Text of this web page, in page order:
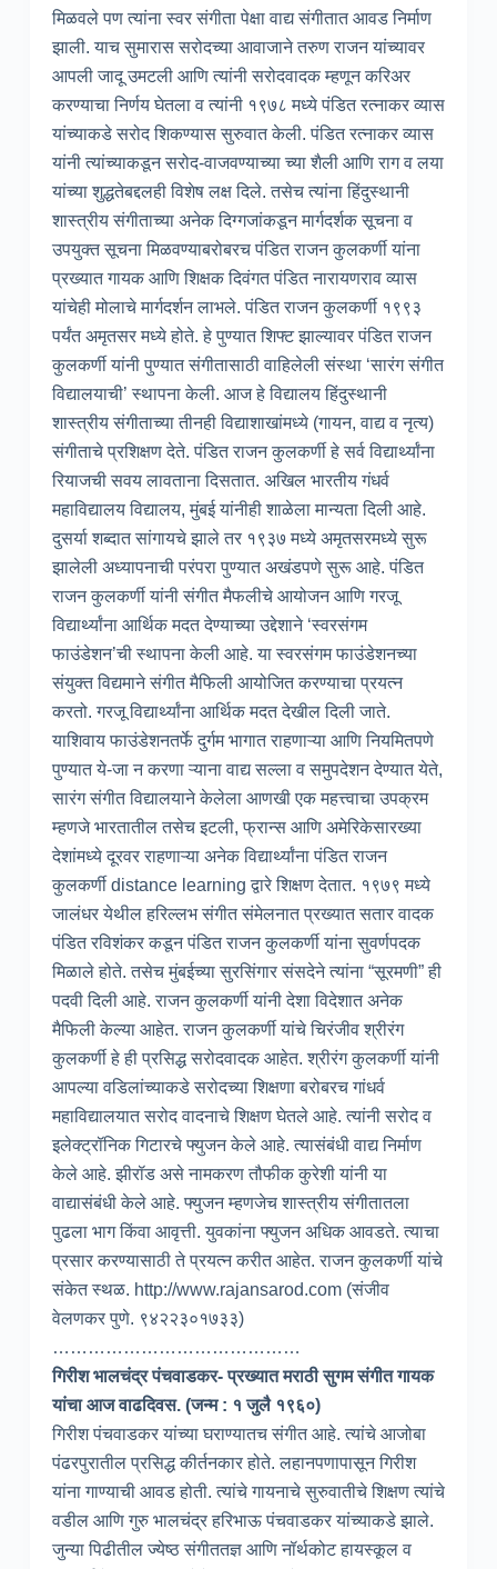
मिळवले पण त्यांना स्वर संगीता पेक्षा वाद्य संगीतात आवड निर्माण
झाली. याच सुमारास सरोदच्या आवाजाने तरुण राजन यांच्यावर
आपली जादू उमटली आणि त्यांनी सरोदवादक म्हणून करिअर
करण्याचा निर्णय घेतला व त्यांनी १९७८ मध्ये पंडित रत्नाकर व्यास
यांच्याकडे सरोद शिकण्यास सुरुवात केली. पंडित रत्नाकर व्यास
यांनी त्यांच्याकडून सरोद-वाजवण्याच्या च्या शैली आणि राग व लया
यांच्या शुद्धतेबद्दलही विशेष लक्ष दिले. तसेच त्यांना हिंदुस्थानी
शास्त्रीय संगीताच्या अनेक दिग्गजांकडून मार्गदर्शक सूचना व
उपयुक्त सूचना मिळवण्याबरोबरच पंडित राजन कुलकर्णी यांना
प्रख्यात गायक आणि शिक्षक दिवंगत पंडित नारायणराव व्यास
यांचेही मोलाचे मार्गदर्शन लाभले. पंडित राजन कुलकर्णी १९९३
पर्यंत अमृतसर मध्ये होते. हे पुण्यात शिफ्ट झाल्यावर पंडित राजन
कुलकर्णी यांनी पुण्यात संगीतासाठी वाहिलेली संस्था ‘सारंग संगीत
विद्यालयाची’ स्थापना केली. आज हे विद्यालय हिंदुस्थानी
शास्त्रीय संगीताच्या तीनही विद्याशाखांमध्ये (गायन, वाद्य व नृत्य)
संगीताचे प्रशिक्षण देते. पंडित राजन कुलकर्णी हे सर्व विद्यार्थ्यांना
रियाजची सवय लावताना दिसतात. अखिल भारतीय गंधर्व
महाविद्यालय विद्यालय, मुंबई यांनीही शाळेला मान्यता दिली आहे.
दुसर्या शब्दात सांगायचे झाले तर १९३७ मध्ये अमृतसरमध्ये सुरू
झालेली अध्यापनाची परंपरा पुण्यात अखंडपणे सुरू आहे. पंडित
राजन कुलकर्णी यांनी संगीत मैफलीचे आयोजन आणि गरजू
विद्यार्थ्यांना आर्थिक मदत देण्याच्या उद्देशाने ‘स्वरसंगम
फाउंडेशन’ची स्थापना केली आहे. या स्वरसंगम फाउंडेशनच्या
संयुक्त विद्यमाने संगीत मैफिली आयोजित करण्याचा प्रयत्न
करतो. गरजू विद्यार्थ्यांना आर्थिक मदत देखील दिली जाते.
याशिवाय फाउंडेशनतर्फे दुर्गम भागात राहणाऱ्या आणि नियमितपणे
पुण्यात ये-जा न करणा ऱ्याना वाद्य सल्ला व समुपदेशन देण्यात येते,
सारंग संगीत विद्यालयाने केलेला आणखी एक महत्त्वाचा उपक्रम
म्हणजे भारतातील तसेच इटली, फ्रान्स आणि अमेरिकेसारख्या
देशांमध्ये दूरवर राहणाऱ्या अनेक विद्यार्थ्यांना पंडित राजन
कुलकर्णी distance learning द्वारे शिक्षण देतात. १९७९ मध्ये
जालंधर येथील हरिल्लभ संगीत संमेलनात प्रख्यात सतार वादक
पंडित रविशंकर कडून पंडित राजन कुलकर्णी यांना सुवर्णपदक
मिळाले होते. तसेच मुंबईच्या सुरसिंगार संसदेने त्यांना “सूरमणी” ही
पदवी दिली आहे. राजन कुलकर्णी यांनी देशा विदेशात अनेक
मैफिली केल्या आहेत. राजन कुलकर्णी यांचे चिरंजीव श्रीरंग
कुलकर्णी हे ही प्रसिद्ध सरोदवादक आहेत. श्रीरंग कुलकर्णी यांनी
आपल्या वडिलांच्याकडे सरोदच्या शिक्षणा बरोबरच गांधर्व
महाविद्यालयात सरोद वादनाचे शिक्षण घेतले आहे. त्यांनी सरोद व
इलेक्ट्रॉनिक गिटारचे फ्युजन केले आहे. त्यासंबंधी वाद्य निर्माण
केले आहे. झीरॉड असे नामकरण तौफीक कुरेशी यांनी या
वाद्यासंबंधी केले आहे. फ्युजन म्हणजेच शास्त्रीय संगीतातला
पुढला भाग किंवा आवृत्ती. युवकांना फ्युजन अधिक आवडते. त्याचा
प्रसार करण्यासाठी ते प्रयत्न करीत आहेत. राजन कुलकर्णी यांचे
संकेत स्थळ. http://www.rajansarod.com (संजीव
वेलणकर पुणे. ९४२२३०१७३३)
……………………………………
गिरीश भालचंद्र पंचवाडकर- प्रख्यात मराठी सुगम संगीत गायक
यांचा आज वाढदिवस. (जन्म : १ जुलै १९६०)
गिरीश पंचवाडकर यांच्या घराण्यातच संगीत आहे. त्यांचे आजोबा
पंढरपुरातील प्रसिद्ध कीर्तनकार होते. लहानपणापासून गिरीश
यांना गाण्याची आवड होती. त्यांचे गायनाचे सुरुवातीचे शिक्षण त्यांचे
वडील आणि गुरु भालचंद्र हरिभाऊ पंचवाडकर यांच्याकडे झाले.
जुन्या पिढीतील ज्येष्ठ संगीततज्ञ आणि नॉर्थकोट हायस्कूल व